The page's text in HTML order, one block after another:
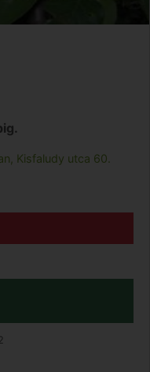
Kisfaludy utca 60.